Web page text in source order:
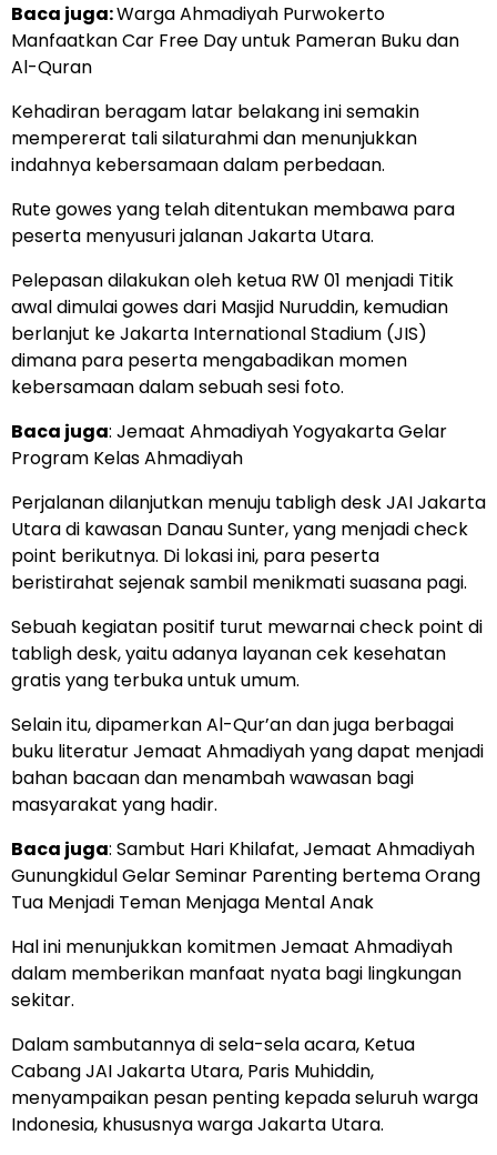
Baca juga:Warga Ahmadiyah Purwokerto
Manfaatkan Car Free Day untuk Pameran Buku dan
Al-Quran
Kehadiran beragam latar belakang ini semakin
mempererat tali silaturahmi dan menunjukkan
indahnya kebersamaan dalam perbedaan.
Rute gowes yang telah ditentukan membawa para
peserta menyusuri jalanan Jakarta Utara.
Pelepasan dilakukan oleh ketua RW 01 menjadi Titik
awal dimulai gowes dari Masjid Nuruddin, kemudian
berlanjut ke Jakarta International Stadium (JIS)
dimana para peserta mengabadikan momen
kebersamaan dalam sebuah sesi foto.
Baca juga: Jemaat Ahmadiyah Yogyakarta Gelar
Program Kelas Ahmadiyah
Perjalanan dilanjutkan menuju tabligh desk JAI Jakarta
Utara di kawasan Danau Sunter, yang menjadi check
point berikutnya. Di lokasi ini, para peserta
beristirahat sejenak sambil menikmati suasana pagi.
Sebuah kegiatan positif turut mewarnai check point di
tabligh desk, yaitu adanya layanan cek kesehatan
gratis yang terbuka untuk umum.
Selain itu, dipamerkan Al-Qur’an dan juga berbagai
buku literatur Jemaat Ahmadiyah yang dapat menjadi
bahan bacaan dan menambah wawasan bagi
masyarakat yang hadir.
Baca juga: Sambut Hari Khilafat, Jemaat Ahmadiyah
Gunungkidul Gelar Seminar Parenting bertema Orang
Tua Menjadi Teman Menjaga Mental Anak
Hal ini menunjukkan komitmen Jemaat Ahmadiyah
dalam memberikan manfaat nyata bagi lingkungan
sekitar.
Dalam sambutannya di sela-sela acara, Ketua
Cabang JAI Jakarta Utara, Paris Muhiddin,
menyampaikan pesan penting kepada seluruh warga
Indonesia, khususnya warga Jakarta Utara.